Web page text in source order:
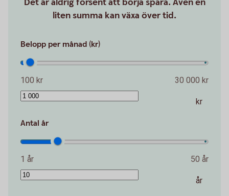
liten summa kan växa över tid.
Belopp per månad (kr)
100 kr 30 000 kr
kr
Antal år
1 år 50 år
år